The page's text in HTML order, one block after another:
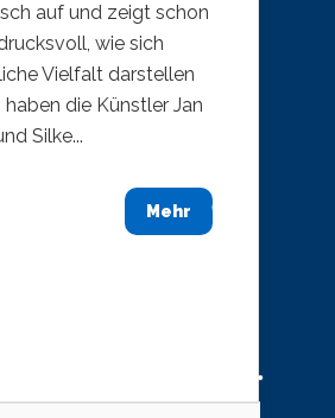
auf und zeigt schon
wie sich
Vielfalt darstellen
haben die Künstler Jan
Silke...
Mehr